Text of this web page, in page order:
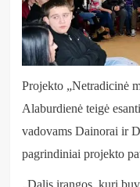
Projekto „Netradicinė
Alaburdienė teigė
vadovams Dainorai ir
pagrindiniai projekto
„Dalis įrangos, kuri